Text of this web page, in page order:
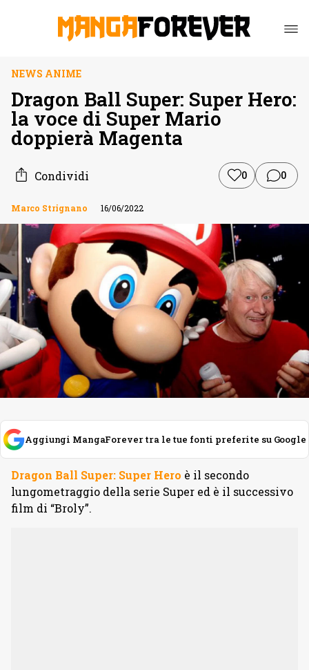
NEWS ANIME
Dragon Ball Super: Super Hero:
la voce di Super Mario
doppierà Magenta
Condividi 0 0
Marco Strignano 16/06/2022
Aggiungi MangaForever tra le tue fonti preferite su Google
Dragon Ball Super: Super Hero è il secondo
lungometraggio della serie Super ed è il successivo
film di “Broly”.